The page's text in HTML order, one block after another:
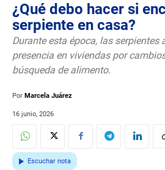
¿Qué debo hacer si
serpiente en casa?
Durante esta época, las serpientes
presencia en viviendas por
búsqueda de alimento.
Por Marcela Juárez
16 junio, 2026
Escuchar nota